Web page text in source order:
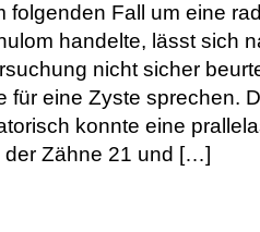
folgenden Fall um eine
handelte, lässt sich
nicht sicher
für eine Zyste sprechen.
konnte eine
der Zähne 21 und […]